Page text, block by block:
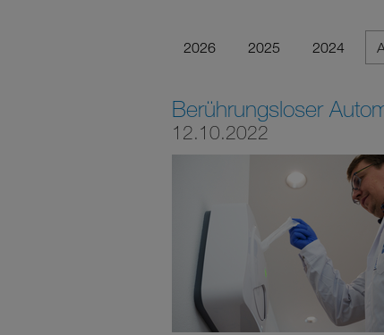
2026 2025 2024
Berührungsloser
12.10.2022